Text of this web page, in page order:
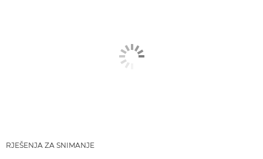
RJEŠENJA ZA SNIMANJE